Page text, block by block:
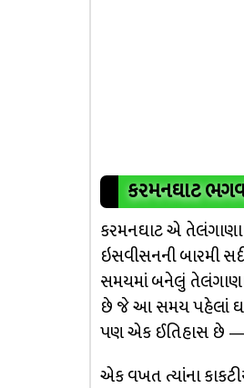
કરમનઘાટ
કરમનઘાટ એ
ઇસવીસનની બારમી
સમયમાં બનેલું
છે જે આ સમય પહેલાં
પણ એક ઈતિહાસ છે
એક વખત ત્યાંના